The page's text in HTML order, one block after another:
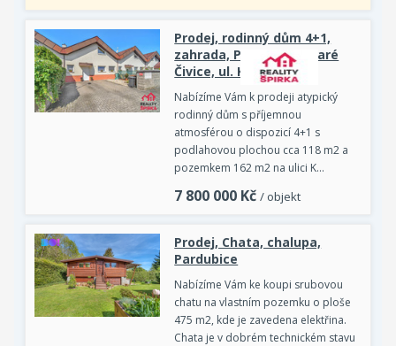
Prodej, rodinný dům 4+1,
zahrada, Pardubice, Staré
Čivice, ul. K Pišici
Nabízíme Vám k prodeji atypický
rodinný dům s příjemnou
atmosférou o dispozicí 4+1 s
podlahovou plochou cca 118 m2 a
pozemkem 162 m2 na ulici K…
7 800 000 Kč / objekt
Prodej, Chata, chalupa,
Pardubice
Nabízíme Vám ke koupi srubovou
chatu na vlastním pozemku o ploše
475 m2, kde je zavedena elektřina.
Chata je v dobrém technickém stavu